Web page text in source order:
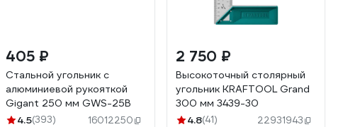
405 ₽
Стальной угольник с
алюминиевой рукояткой
Gigant 250 мм GWS-25B
4.5(393) 16012250
2 750 ₽
Высокоточный столярный
угольник KRAFTOOL Grand
300 мм 3439-30
4.8(41) 22931943